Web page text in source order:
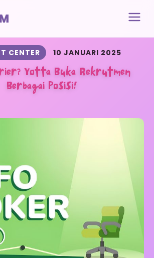
CENTER 10 JANUARI 2025
Yotta Buka Rekrutmen
Berbagai Posisi!